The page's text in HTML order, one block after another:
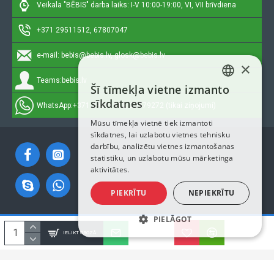
IELIKT GROZĀ
Veikala "BĒBIS" darba laiks: I-V 10:00-19:00, VI, VII brīvdiena
+371 29511512, 67807047
e-mail: bebis@bebis.lv, glosk@bebis.lv
Teams: bebis.lv
WhatsApp:+371 29511512, 20579272 (tikai ziņojumi)
Autortiesības © 2023, Bebis.lv, Visas tiesības aizsargātas
LATVIAN
ENGLISH
×
Šī tīmekļa vietne izmanto
sīkdatnes
Mūsu tīmekļa vietnē tiek izmantoti
sīkdatnes, lai uzlabotu vietnes tehnisku
darbību, analizētu vietnes izmantošanas
statistiku, un uzlabotu mūsu mārketinga
aktivitātes.
PIEKRĪTU NEPIEKRĪTU
PIELĀGOT